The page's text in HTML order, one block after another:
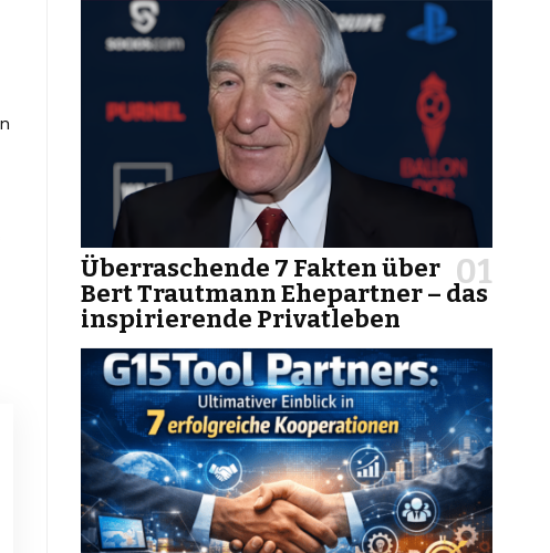
Überraschende 7 Fakten über
Bert Trautmann Ehepartner – das
inspirierende Privatleben